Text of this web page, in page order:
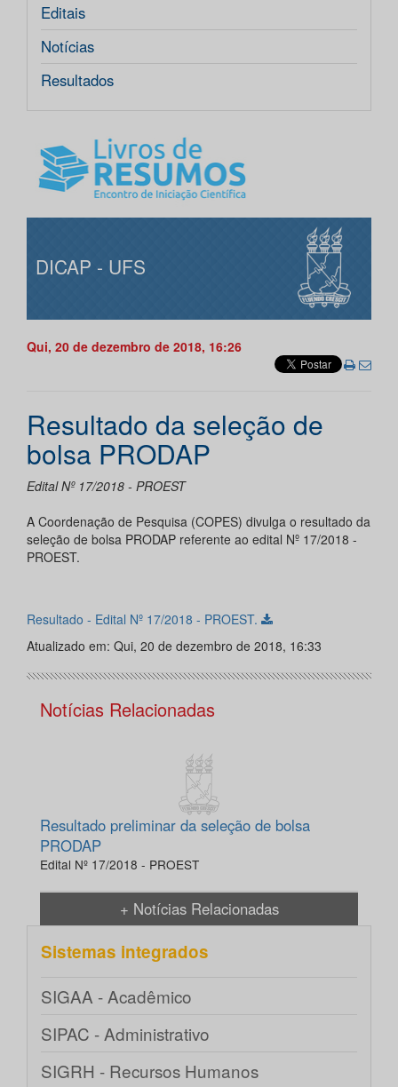
Editais
Notícias
Resultados
DICAP - UFS
Qui, 20 de dezembro de 2018, 16:26
Resultado da seleção de
bolsa PRODAP
Edital Nº 17/2018 - PROEST
A Coordenação de Pesquisa (COPES) divulga o resultado da
seleção de bolsa PRODAP referente ao edital Nº 17/2018 -
PROEST.
Resultado - Edital Nº 17/2018 - PROEST.
Atualizado em: Qui, 20 de dezembro de 2018, 16:33
Notícias Relacionadas
Resultado preliminar da seleção de bolsa
PRODAP
Edital Nº 17/2018 - PROEST
+ Notícias Relacionadas
Sistemas integrados
SIGAA - Acadêmico
SIPAC - Administrativo
SIGRH - Recursos Humanos